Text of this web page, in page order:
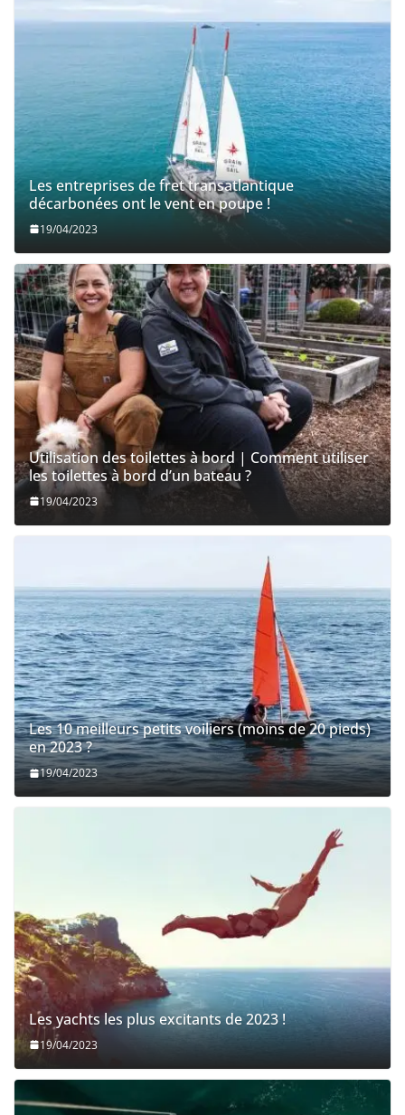
Les entreprises de fret transatlantique
décarbonées ont le vent en poupe !
19/04/2023
Utilisation des toilettes à bord | Comment utiliser
les toilettes à bord d’un bateau ?
19/04/2023
Les 10 meilleurs petits voiliers (moins de 20 pieds)
en 2023 ?
19/04/2023
Les yachts les plus excitants de 2023 !
19/04/2023